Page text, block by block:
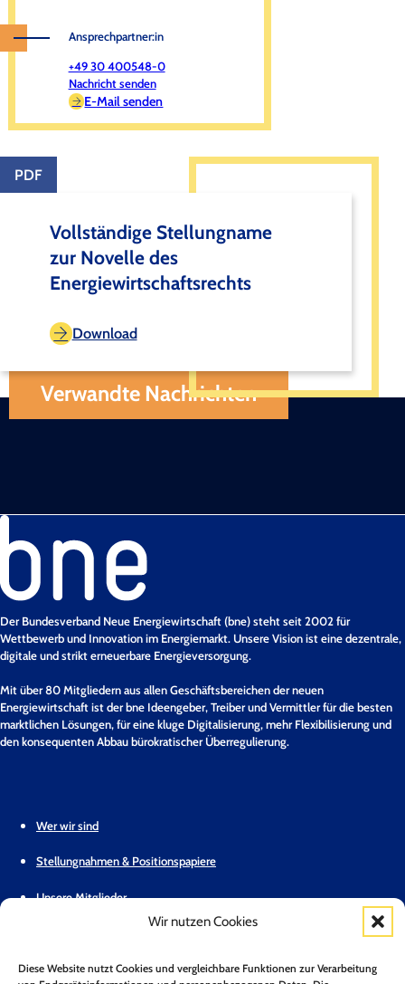
Wir nutzen Cookies
Diese Website nutzt Cookies und vergleichbare Funktionen zur Verarbeitung
Ansprechpartner:in
+49 30 400548-0
Nachricht senden
E-Mail senden
PDF
Vollständige Stellungname
zur Novelle des
Energiewirtschaftsrechts
Download
Verwandte Nachrichten
Der Bundesverband Neue Energiewirtschaft (bne) steht seit 2002 für
Wettbewerb und Innovation im Energiemarkt. Unsere Vision ist eine dezentrale,
digitale und strikt erneuerbare Energieversorgung.
Mit über 80 Mitgliedern aus allen Geschäftsbereichen der neuen
Energiewirtschaft ist der bne Ideengeber, Treiber und Vermittler für die besten
marktlichen Lösungen, für eine kluge Digitalisierung, mehr Flexibilisierung und
den konsequenten Abbau bürokratischer Überregulierung.
Wer wir sind
Stellungnahmen & Positionspapiere
Unsere Mitglieder
Pressemitteilungen